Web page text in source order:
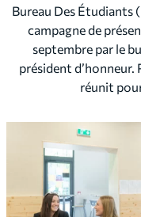
Bureau Des Étudiants
campagne de
septembre par le
président d’honneur.
réunit